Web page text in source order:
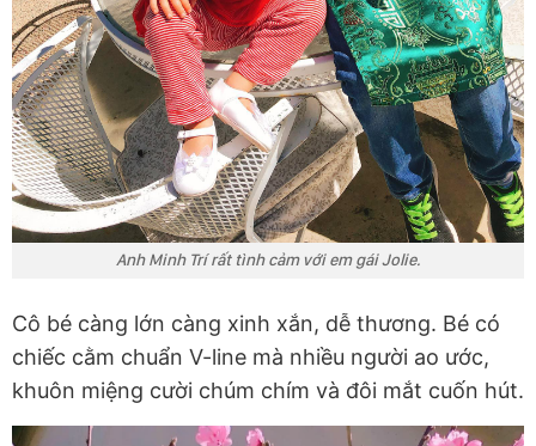
Anh Minh Trí rất tình cảm với em gái Jolie.
Cô bé càng lớn càng xinh xắn, dễ thương. Bé có
chiếc cằm chuẩn V-line mà nhiều người ao ước,
khuôn miệng cười chúm chím và đôi mắt cuốn hút.